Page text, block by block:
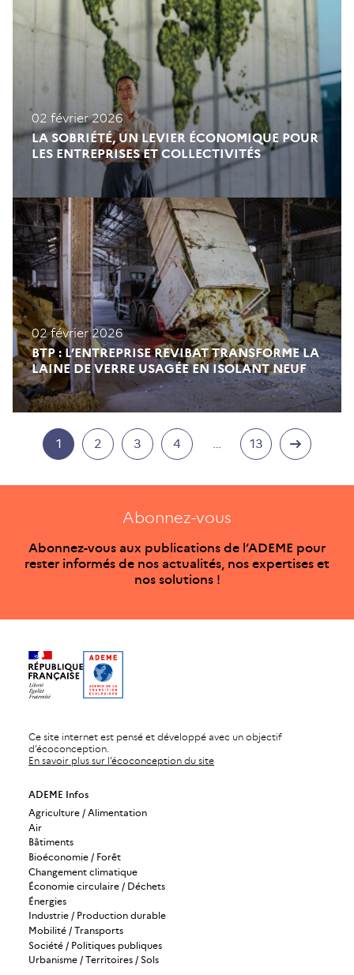
LA SOBRIÉTÉ, UN LEVIER ÉCONOMIQUE POUR
LES ENTREPRISES ET COLLECTIVITÉS
02 février 2026
BTP : L’ENTREPRISE REVIBAT TRANSFORME LA
LAINE DE VERRE USAGÉE EN ISOLANT NEUF
02 février 2026
1 2 3 4 … 13
Abonnez-vous
Abonnez-vous aux publications de l’ADEME pour
rester informés de nos actualités, nos expertises et
nos solutions !
Ce site internet est pensé et développé avec un objectif
d’écoconception.
En savoir plus sur l’écoconception du site
ADEME Infos
Agriculture / Alimentation
Air
Bâtiments
Bioéconomie / Forêt
Changement climatique
Économie circulaire / Déchets
Énergies
Industrie / Production durable
Mobilité / Transports
Société / Politiques publiques
Urbanisme / Territoires / Sols